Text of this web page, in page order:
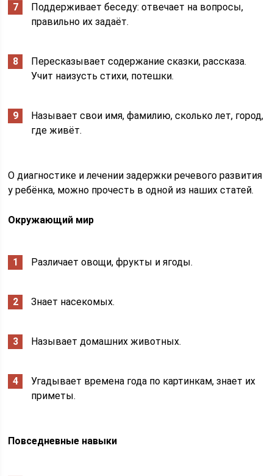
Поддерживает беседу: отвечает на вопросы,
правильно их задаёт.
Пересказывает содержание сказки, рассказа.
Учит наизусть стихи, потешки.
Называет свои имя, фамилию, сколько лет, город,
где живёт.
О диагностике и лечении задержки речевого развития
у ребёнка, можно прочесть в одной из наших статей.
Окружающий мир
Различает овощи, фрукты и ягоды.
Знает насекомых.
Называет домашних животных.
Угадывает времена года по картинкам, знает их
приметы.
Повседневные навыки